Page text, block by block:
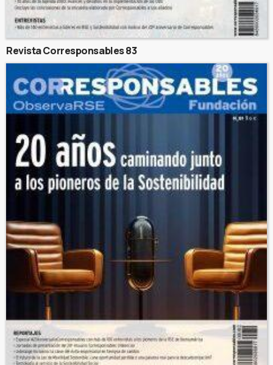
Revista Corresponsables 83